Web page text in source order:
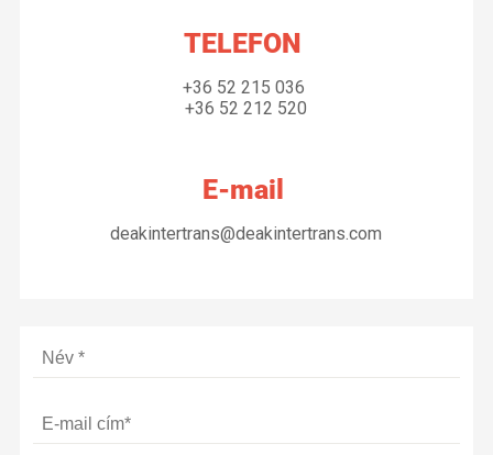
TELEFON
+36 52 215 036
+36 52 212 520
E-mail
deakintertrans@deakintertrans.com